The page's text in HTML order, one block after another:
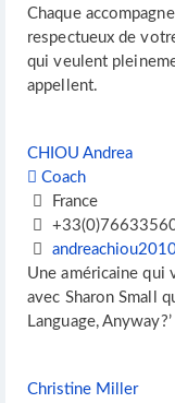
Chaque
respectueux de
qui veulent
appellent.
CHIOU Andrea
Coach
France
Une américaine qui
avec Sharon Small
Language, Anyway?’
Christine Miller